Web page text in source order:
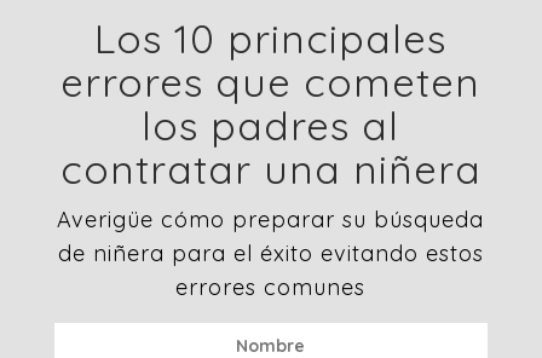
Los 10 principales
errores que cometen
los padres al
contratar una niñera
Averigüe cómo preparar su búsqueda
de niñera para el éxito evitando estos
errores comunes